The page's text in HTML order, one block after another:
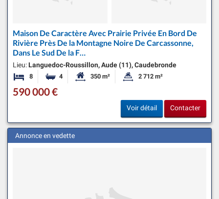
Maison De Caractère Avec Prairie Privée En Bord De
Rivière Près De la Montagne Noire De Carcassonne,
Dans Le Sud De la F…
Lieu: Languedoc-Roussillon, Aude (11), Caudebronde
8 Chambres
4 Salles de bainsSurface habitable:
350 m² Superficie du terrain:
2 712 m²
590 000 €
Voir détail Contacter
Annonce en vedette